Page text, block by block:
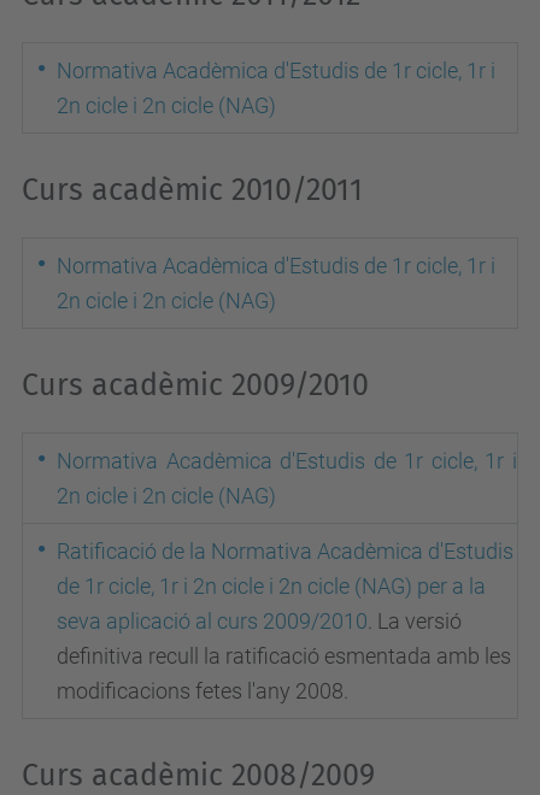
Normativa Acadèmica d'Estudis de 1r cicle, 1r i
2n cicle i 2n cicle (NAG)
Curs acadèmic 2010/2011
Normativa Acadèmica d'Estudis de 1r cicle, 1r i
2n cicle i 2n cicle (NAG)
Curs acadèmic 2009/2010
Normativa Acadèmica d'Estudis de 1r cicle, 1r i
2n cicle i 2n cicle (NAG)
Ratificació de la Normativa Acadèmica d'Estudis
de 1r cicle, 1r i 2n cicle i 2n cicle (NAG) per a la
seva aplicació al curs 2009/2010 . La versió
definitiva recull la ratificació esmentada amb les
modificacions fetes l'any 2008.
Curs acadèmic 2008/2009